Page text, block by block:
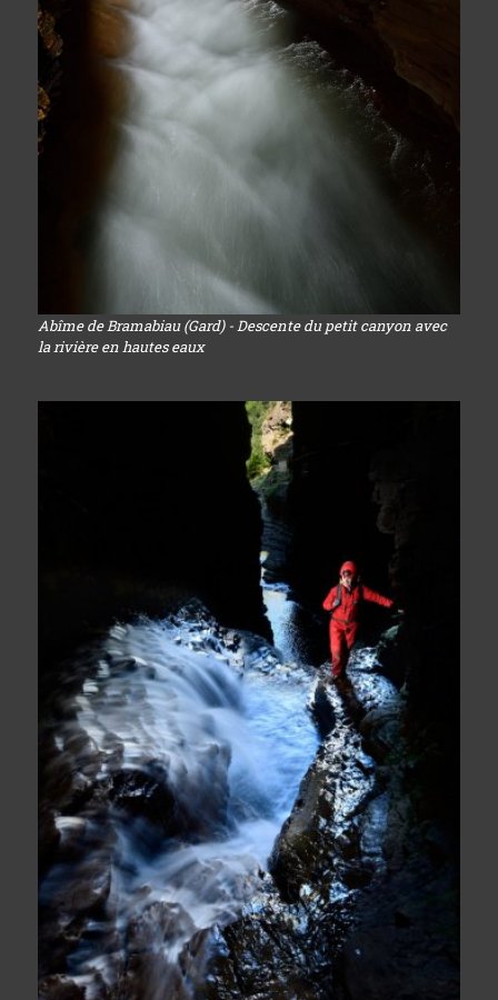
Abîme de Bramabiau (Gard) - Descente du petit canyon avec
la rivière en hautes eaux